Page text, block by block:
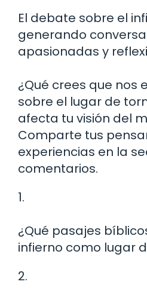
El debate sobre el
generando
apasionadas y
¿Qué crees que nos
sobre el lugar de
afecta tu visión del
Comparte tus
experiencias en la
comentarios.
1.
¿Qué pasajes
infierno como lugar
2.